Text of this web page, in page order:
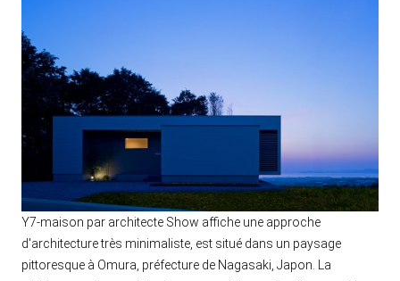
Y7-maison par architecte Show affiche une approche
d'architecture très minimaliste, est situé dans un paysage
pittoresque à Omura, préfecture de Nagasaki, Japon. La